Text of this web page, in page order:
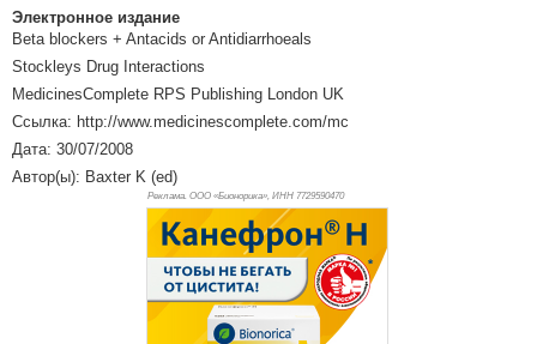
Электронное издание
Beta blockers + Antacids or Antidiarrhoeals
Stockleys Drug Interactions
MedicinesComplete RPS Publishing London UK
Ссылка: http://www.medicinescomplete.com/mc
Дата: 30/07/2008
Автор(ы): Baxter K (ed)
Реклама. ООО «Бионорика», ИНН 7729590470